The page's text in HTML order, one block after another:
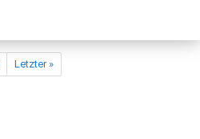
Letzter »